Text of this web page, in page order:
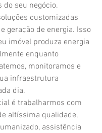
do seu negócio.
customizadas
geração de energia. Isso
imóvel produza energia
enquanto
monitoramos e
infraestrutura
dia.
é trabalharmos com
altíssima qualidade,
assistência